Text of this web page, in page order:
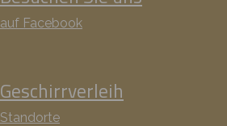
auf Facebook
Geschirrverleih
Standorte